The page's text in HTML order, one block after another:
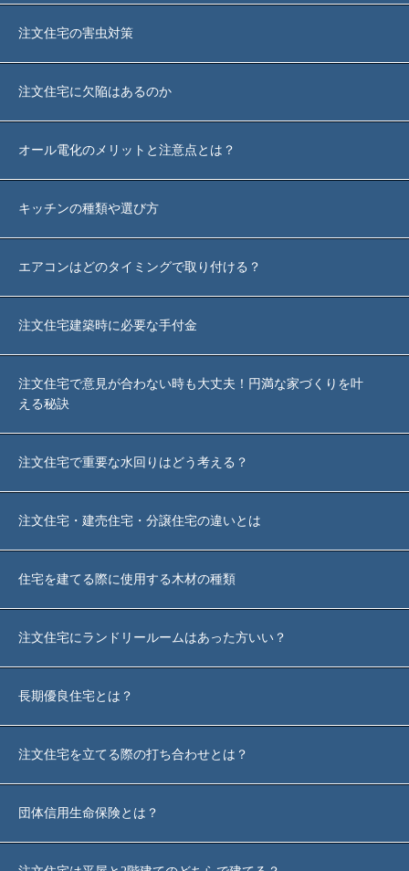
注文住宅の害虫対策
注文住宅に欠陥はあるのか
オール電化のメリットと注意点とは？
キッチンの種類や選び方
エアコンはどのタイミングで取り付ける？
注文住宅建築時に必要な手付金
注文住宅で意見が合わない時も大丈夫！円満な家づくりを叶
える秘訣
注文住宅で重要な水回りはどう考える？
注文住宅・建売住宅・分譲住宅の違いとは
住宅を建てる際に使用する木材の種類
注文住宅にランドリールームはあった方いい？
長期優良住宅とは？
注文住宅を立てる際の打ち合わせとは？
団体信用生命保険とは？
TOPへ戻